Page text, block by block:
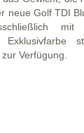
neue Golf TDI
Exklusivfarbe
Verfügung.